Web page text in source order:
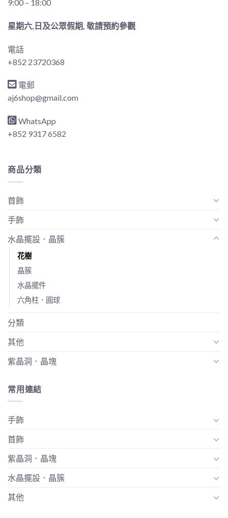
9:00 – 18:00
星期六,日及公眾假期, 敬請預約參觀
電話
+852 23720368
電郵
aj6shop@gmail.com
WhatsApp
+852 9317 6582
商品分類
首飾
手飾
水晶擺設．晶簇
花樹
晶簇
水晶擺件
六角柱．圓球
分類
其他
紫晶洞．晶塊
常用連結
手飾
首飾
紫晶洞．晶塊
水晶擺設．晶簇
其他